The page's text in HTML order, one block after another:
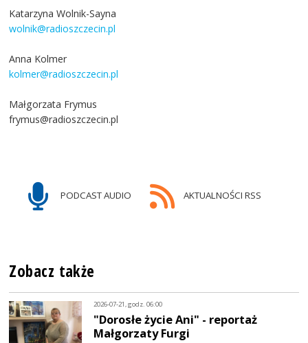
Katarzyna Wolnik-Sayna
wolnik@radioszczecin.pl
Anna Kolmer
kolmer@radioszczecin.pl
Małgorzata Frymus
frymus@radioszczecin.pl
PODCAST AUDIO AKTUALNOŚCI RSS
Zobacz także
2026-07-21, godz. 06:00
"Dorosłe życie Ani" - reportaż
Małgorzaty Furgi